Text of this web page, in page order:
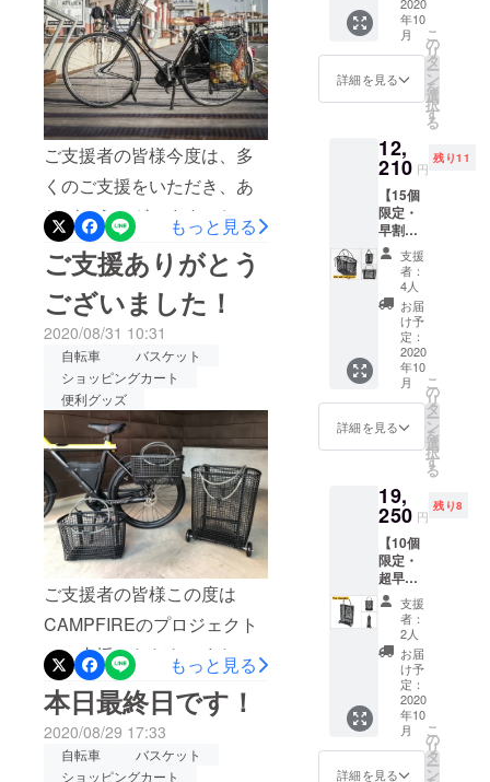
ご支援者の皆様今度は、多
くのご支援をいただき、あ
りがとうございます。お待
たせしており、申し訳ござ
いません。商品は現在フラ
ンスより輸送中であり、
近々お届けできるかと思い
ます。今しばらくお待ちい
ただきますようお願い申し
上げます。また、お届け先
住所の変更がございました
ら、27日(火)中にお手続きい
ただきますようお願いいた
します。お届けまで引き続
き、よろしくお願いいたし
ます。Veloクラウドファン
ディングチーム
もっと見る
ご支援ありがとう
ございました！
2020/08/31 10:31
自転車
バスケット
ショッピングカート
便利グッズ
ご支援者の皆様この度は
CAMPFIREのプロジェクト
にご支援いただき、また拡
散にご協力いただきまして
ありがとうございました。
お陰様で多くの方々にご支
援いただくことができまし
もっと見る
本日最終日です！
2020/08/29 17:33
自転車
バスケット
ショッピングカート
品×１点
［一般
販売予
定価
格
14,080
F］
Velo
univers
al Petit
● サイ
ズ：
30×14×
20（W×
D×H）
cm ● 重
さ：
550g ※
送料込
みで
す。 ※
皆様の
ご支援
上した
場合、
売価格
が販売
予定価
格より
下がる
可能性
もござ
いま
す。 ※
ご注文
状況、
使用部
材の供
給状
2020
年10
月
詳細を見る
こ
の
リ
タ
ー
ン
を
選
択
す
る
12,
210 円
残り11
【15個
限定・
早割
25％OF
F】Velo
univers
al
Moyen
・完成
した商
品×１点
［一般
販売予
定価
格
25%OF
F］
Velo
univers
al
Moyen
● サイ
ズ：
36×17×
26（W×
D×H）
cm ● 重
さ：
750g ※
送料込
みで
す。 ※
支援
者：
4人
お届
け予
定：
2020
年10
月
詳細を見る
こ
の
リ
タ
ー
ン
を
選
択
す
る
19,
250 円
残り8
【10個
限定・
超早割
30％OF
F】Velo
shoppin
g ・完
成した
商品×１
点 ［一
般販売
予定価
格
27.500
支援
者：
2人
お届
け予
定：
2020
年10
月
詳細を見る
こ
の
リ
タ
ー
ン